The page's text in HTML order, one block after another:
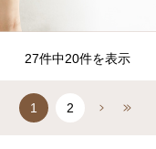
27件中20件を表示
1 2